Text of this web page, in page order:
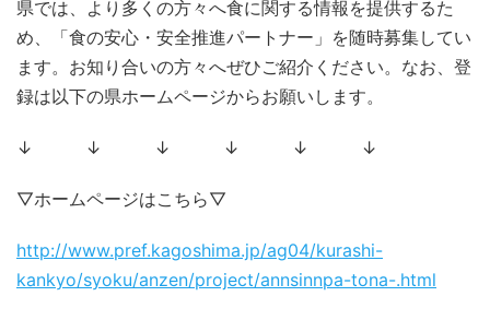
県では、より多くの方々へ食に関する情報を提供するた
め、「食の安心・安全推進パートナー」を随時募集してい
ます。お知り合いの方々へぜひご紹介ください。なお、登
録は以下の県ホームページからお願いします。
↓ ↓ ↓ ↓ ↓ ↓
▽ホームページはこちら▽
http://www.pref.kagoshima.jp/ag04/kurashi-
kankyo/syoku/anzen/project/annsinnpa-tona-.html